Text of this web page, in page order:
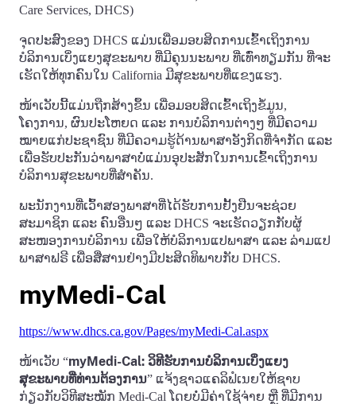
Care Services, DHCS)
ຈຸດປະສົງຂອງ DHCS ແມ່ນເພື່ອມອບສິດການເຂົ້າເຖິງການ
ບໍລິການເບິ່ງແຍງສຸຂະພາບ ທີ່ມີຄຸນນະພາບ ທີ່ເທົ່າທຽມກັນ ທີ່ຈະ
ເຮັດໃຫ້ທຸກຄົນໃນ California ມີສຸຂະພາບທີ່ແຂງແຮງ.
ໜ້າເວັບນີ້ແມ່ນຖືກສ້າງຂຶ້ນ ເພື່ອມອບສິດເຂົ້າເຖິງຂໍ້ມູນ,
ໂຄງການ, ຜົນປະໂຫຍດ ແລະ ການບໍລິການຕ່າງໆ ທີ່ມີຄວາມ
ໝາຍແກ່ປະຊາຊົນ ທີ່ມີຄວາມຮູ້ດ້ານພາສາອັງກິດທີ່ຈໍາກັດ ແລະ
ເພື່ອຮັບປະກັນວ່າພາສາບໍ່ແມ່ນອຸປະສັກໃນການເຂົ້າເຖິງການ
ບໍລິການສຸຂະພາບທີ່ສໍາຄັນ.
ພະນັກງານທີ່ເວົ້າສອງພາສາທີ່ໄດ້ຮັບການຢັ້ງຢືນຈະຊ່ວຍ
ສະມາຊິກ ແລະ ຄົນອື່ນໆ ແລະ DHCS ຈະເຮັດວຽກກັບຜູ້
ສະໜອງການບໍລິການ ເພື່ອໃຫ້ບໍລິການແປພາສາ ແລະ ລ່າມແປ
ພາສາຟຣີ ເພື່ອສື່ສານຢ່າງມີປະສິດທິພາບກັບ DHCS.
myMedi-Cal
https://www.dhcs.ca.gov/Pages/myMedi-Cal.aspx
ໜ້າເວັບ “myMedi-Cal: ວິທີຮັບການບໍລິການເບິ່ງແຍງ
ສຸຂະພາບທີ່ທ່ານຕ້ອງການ” ແຈ້ງຊາວແຄລິຟໍເນຍໃຫ້ຊາບ
ກ່ຽວກັບວິທີສະໝັກ Medi-Cal ໂດຍບໍ່ມີຄ່າໃຊ້ຈ່າຍ ຫຼື ທີ່ມີການ